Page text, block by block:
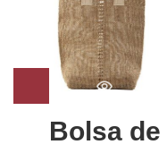
Bolsa de